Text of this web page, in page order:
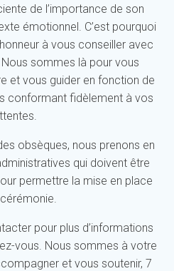
de l’importance de son
émotionnel. C’est pourquoi
à vous conseiller avec
sommes là pour vous
et vous guider en fonction de
conformant fidèlement à vos
obsèques, nous prenons en
qui doivent être
permettre la mise en place
pour plus d’informations
vous. Nous sommes à votre
et vous soutenir, 7